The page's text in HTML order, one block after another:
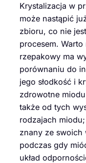
Krystalizacja w
może nastąpić
zbioru, co nie
procesem.
rzepakowy ma
porównaniu do
jego słodkość i
zdrowotne
także od tych
rodzajach
znany ze swoich
podczas gdy
układ